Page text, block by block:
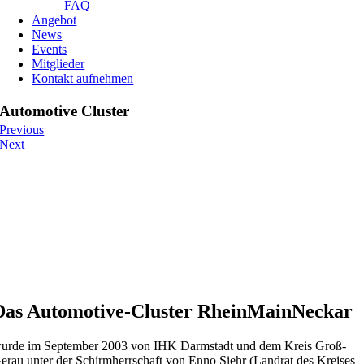
FAQ
Angebot
News
Events
Mitglieder
Kontakt aufnehmen
Automotive Cluster
Previous
Next
Automotive-Cluster RheinMainNeckar
im September 2003 von IHK Darmstadt und dem Kreis Groß-
unter der Schirmherrschaft von Enno Siehr (Landrat des Kreises